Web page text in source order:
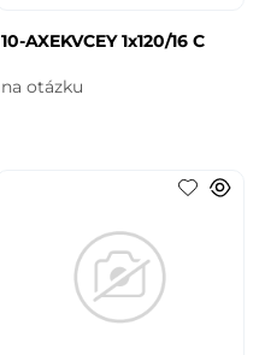
10-AXEKVCEY 1x120/16 C
na otázku